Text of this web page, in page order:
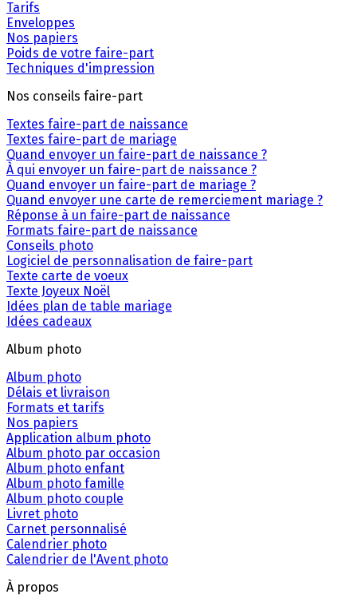
Tarifs
Enveloppes
Nos papiers
Poids de votre faire-part
Techniques d'impression
Nos conseils faire-part
Textes faire-part de naissance
Textes faire-part de mariage
Quand envoyer un faire-part de naissance ?
À qui envoyer un faire-part de naissance ?
Quand envoyer un faire-part de mariage ?
Quand envoyer une carte de remerciement mariage ?
Réponse à un faire-part de naissance
Formats faire-part de naissance
Conseils photo
Logiciel de personnalisation de faire-part
Texte carte de voeux
Texte Joyeux Noël
Idées plan de table mariage
Idées cadeaux
Album photo
Album photo
Délais et livraison
Formats et tarifs
Nos papiers
Application album photo
Album photo par occasion
Album photo enfant
Album photo famille
Album photo couple
Livret photo
Carnet personnalisé
Calendrier photo
Calendrier de l'Avent photo
À propos